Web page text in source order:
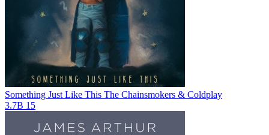
Something Just Like This The Chainsmokers & Coldplay
3.7B 15